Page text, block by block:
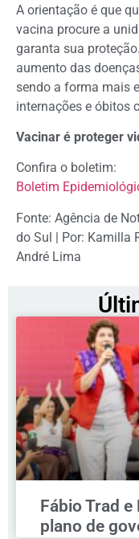
A orientação é que
vacina procure a
garanta sua
aumento das
sendo a forma mais
internações e óbitos
Vacinar é proteger
Confira o boletim:
Boletim
Fonte: Agência de
do Sul | Por: Kamilla
André Lima
Fábio Trad
plano de